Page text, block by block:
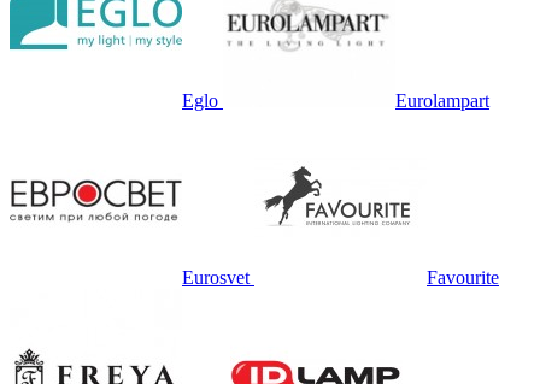
Eglo Eurolampart
Eurosvet Favourite